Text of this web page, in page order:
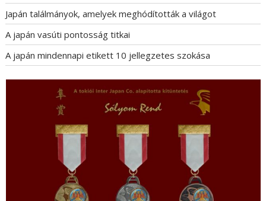
Japán találmányok, amelyek meghódították a világot
A japán vasúti pontosság titkai
A japán mindennapi etikett 10 jellegzetes szokása